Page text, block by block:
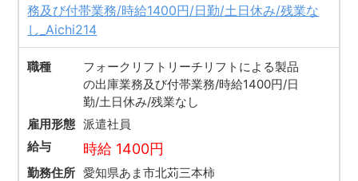
務及び付帯業務/時給1400円/日勤/土日休み/残業な
し_Aichi214
職種
フォークリフトリーチリフトによる製品
の出庫業務及び付帯業務/時給1400円/日
勤/土日休み/残業なし
雇用形態 派遣社員
給与
時給 1400円
勤務住所 愛知県あま市北苅三本柿